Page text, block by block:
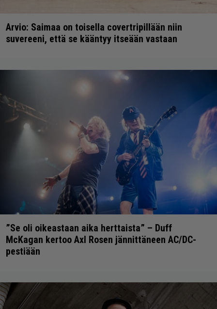
Arvio: Saimaa on toisella covertripillään niin
suvereeni, että se kääntyy itseään vastaan
”Se oli oikeastaan aika herttaista” – Duff
McKagan kertoo Axl Rosen jännittäneen AC/DC-
pestiään